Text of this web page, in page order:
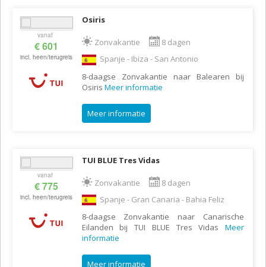
vanaf
€ 601
incl. heen/terugreis
Osiris
Zonvakantie
8 dagen
Spanje - Ibiza - San Antonio
8-daagse Zonvakantie naar Balearen bij
Osiris Meer informatie
Meer informatie
vanaf
€ 775
incl. heen/terugreis
TUI BLUE Tres Vidas
Zonvakantie
8 dagen
Spanje - Gran Canaria - Bahia Feliz
8-daagse Zonvakantie naar Canarische
Eilanden bij TUI BLUE Tres Vidas Meer
informatie
Meer informatie